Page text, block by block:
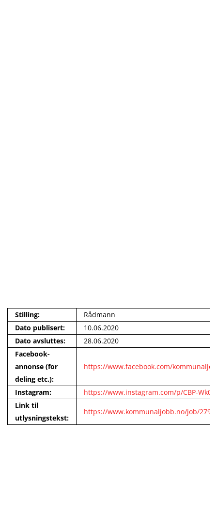
Stilling:
Rådmann
Dato publisert:
10.06.2020
Dato avsluttes:
28.06.2020
Facebook-
annonse (for
deling etc.):
https://www.facebook.com/
Instagram:
https://www.instagram.com/p/CBP-
Link til
utlysningstekst:
https://www.kommunaljobb.no/job/